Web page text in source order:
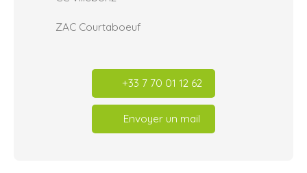
ZAC Courtaboeuf
+33 7 70 01 12 62
Envoyer un mail